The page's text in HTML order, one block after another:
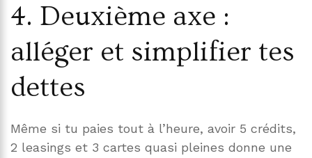
4. Deuxième axe :
alléger et simplifier tes
dettes
Même si tu paies tout à l’heure, avoir 5 crédits,
2 leasings et 3 cartes quasi pleines donne une